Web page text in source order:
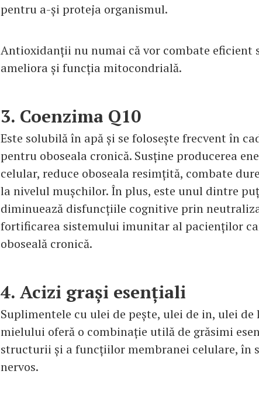
pentru a-și proteja organismul.
Antioxidanții nu numai că vor combate eficient
ameliora și funcția mitocondrială.
3. Coenzima Q10
Este solubilă în apă și se folosește frecvent în
pentru oboseala cronică. Susține producerea
celular, reduce oboseala resimțită, combate
la nivelul mușchilor. În plus, este unul dintre
diminuează disfuncțiile cognitive prin
fortificarea sistemului imunitar al pacienților
oboseală cronică.
4. Acizi grași esențiali
Suplimentele cu ulei de pește, ulei de in, ulei
mielului oferă o combinație utilă de grăsimi
structurii și a funcțiilor membranei celulare, în
nervos.